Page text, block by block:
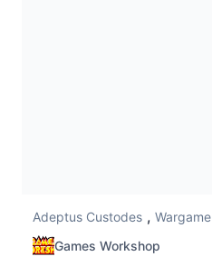
Adeptus Custodes , Wargame
Games Workshop